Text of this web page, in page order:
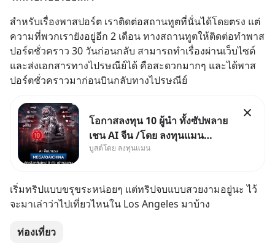
สำหรับเรื่องพาสปอร์ต เราติดต่อสถานทูตที่นั่นได้โดยตรง แต่
ความที่พวกเรายังอยู่อีก 2 เดือน ทางสถานทูตให้ติดต่อทำพาส
ปอร์ตชั่วคราว 30 วันก่อนกลับ สามารถทำเรื่องผ่านเว็บไซต์
และส่งเอกสารทางไปรษณีย์ได้ คือสะดวกมากๆ และได้พาส
ปอร์ตชั่วคราวมาก่อนบินกลับทางไปรษณีย์
โอกาสลงทุน 10 ผู้นำ ทั้งซัปพลาย
เชน AI จีน /โดย ลงทุนแมน
✅ลงทุนตรง คัด 10 ผู้นำเน้น ๆ ใน
ผู้นำ AI จีน ตั้งแต่โรงงานผลิตชิป
หน่วยความจำ โมเดล
บูสต์โดย ลงทุนแมน
เริ่มทริปแบบขรุขระหน่อยๆ แต่ทริปจบแบบสวยงามอยู่นะ ไว้
จะมาเล่าว่าไปเที่ยวไหนใน Los Angeles มาบ้าง
ท่องเที่ยว